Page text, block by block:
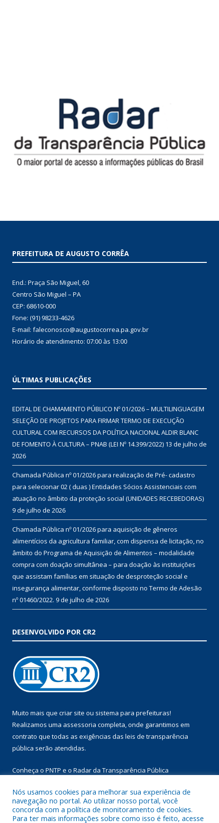
PREFEITURA DE AUGUSTO CORRÊA
End.: Praça São Miguel, 60
Centro São Miguel – PA
CEP: 68610-000
Fone: (91) 98233-4626
E-mail: faleconosco@augustocorrea.pa.gov.br
Horário de atendimento: 07:00 às 13:00
ÚLTIMAS PUBLICAÇÕES
EDITAL DE CHAMAMENTO PÚBLICO Nº 01/2026 – MULTILINGUAGEM
SELEÇÃO DE PROJETOS PARA FIRMAR TERMO DE EXECUÇÃO
CULTURAL COM RECURSOS DA POLÍTICA NACIONAL ALDIR BLANC
DE FOMENTO À CULTURA – PNAB (LEI Nº 14.399/2022) 13 de julho de
2026
Chamada Pública nº 01/2026 para realização de Pré- cadastro
para selecionar 02 ( duas ) Entidades Sócios Assistenciais com
atuação no âmbito da proteção social (UNIDADES RECEBEDORAS)
9 de julho de 2026
Chamada Pública nº 01/2026 para aquisição de gêneros
alimentícios da agricultura familiar, com dispensa de licitação, no
âmbito do Programa de Aquisição de Alimentos – modalidade
compra com doação simultânea – para doação às instituições
que assistam famílias em situação de desproteção social e
insegurança alimentar, conforme disposto no Termo de Adesão
nº 01460/2022. 9 de julho de 2026
DESENVOLVIDO POR CR2
Muito mais que criar site ou sistema para prefeituras!
Realizamos uma assessoria completa, onde garantimos em
contrato que todas as exigências das leis de transparência
pública serão atendidas.
Conheça o PNTP e o Radar da Transparência Pública
Nós usamos cookies para melhorar sua experiência de
navegação no portal. Ao utilizar nosso portal, você
concorda com a política de monitoramento de cookies.
Para ter mais informações sobre como isso é feito, acesse